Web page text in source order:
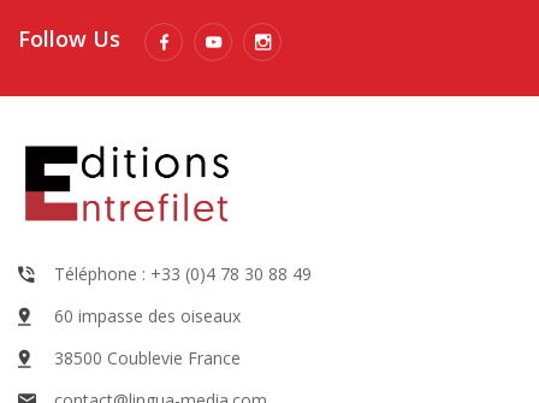
Follow Us
Téléphone : +33 (0)4 78 30 88 49
60 impasse des oiseaux
38500 Coublevie France